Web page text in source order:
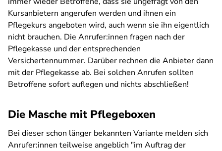
Kursanbietern angerufen werden und ihnen ein
Pflegekurs angeboten wird, auch wenn sie ihn eigentlich
nicht brauchen. Die Anrufer:innen fragen nach der
Pflegekasse und der entsprechenden
Versichertennummer. Darüber rechnen die Anbieter dann
mit der Pflegekasse ab. Bei solchen Anrufen sollten
Betroffene sofort auflegen und nichts abschließen!
Die Masche mit Pflegeboxen
Bei dieser schon länger bekannten Variante melden sich
Anrufer:innen teilweise angeblich "im Auftrag der